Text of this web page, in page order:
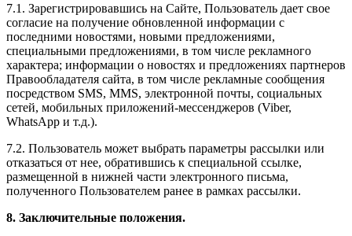
7.1. Зарегистрировавшись на Сайте, Пользователь дает свое
согласие на получение обновленной информации с
последними новостями, новыми предложениями,
специальными предложениями, в том числе рекламного
характера; информации о новостях и предложениях партнеров
Правообладателя сайта, в том числе рекламные сообщения
посредством SMS, MMS, электронной почты, социальных
сетей, мобильных приложений-мессенджеров (Viber,
WhatsApp и т.д.).
7.2. Пользователь может выбрать параметры рассылки или
отказаться от нее, обратившись к специальной ссылке,
размещенной в нижней части электронного письма,
полученного Пользователем ранее в рамках рассылки.
8. Заключительные положения.